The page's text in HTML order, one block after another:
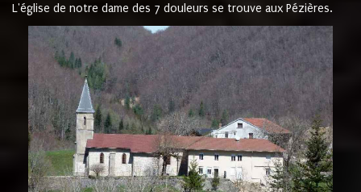
L'église de notre dame des 7 douleurs se trouve aux Pézières.